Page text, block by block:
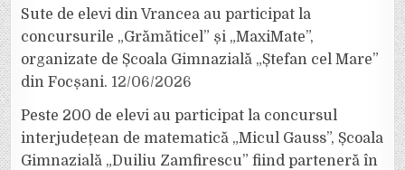
Sute de elevi din Vrancea au participat la
concursurile „Grămăticel” și „MaxiMate”,
organizate de Școala Gimnazială „Ștefan cel Mare”
din Focșani. 12/06/2026
Peste 200 de elevi au participat la concursul
interjudețean de matematică „Micul Gauss”, Școala
Gimnazială „Duiliu Zamfirescu” fiind parteneră în